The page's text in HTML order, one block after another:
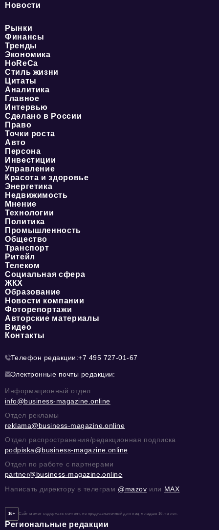
Новости
Рынки
Финансы
Тренды
Экономика
HoReCa
Стиль жизни
Цитаты
Аналитика
Главное
Интервью
Сделано в России
Право
Точки роста
Авто
Персона
Инвестиции
Управление
Красота и здоровье
Энергетика
Недвижимость
Мнение
Технологии
Политика
Промышленность
Общество
Транспорт
Ритейл
Телеком
Социальная сфера
ЖКХ
Образование
Новости компании
Фоторепортажи
Авторские материалы
Видео
Контакты
Телефон редакции:+7 495 727-01-67
Электронные почты редакции:
Информационный отдел
info@business-magazine.online
Отдел рекламы
reklama@business-magazine.online
Отдел распространения/редакционная подписка
podpiska@business-magazine.online
Отдел по работе с партнерами
partner@business-magazine.online
Написать директору в телеграм @mazov или MAX
16+ Сайт может содержать контент, не предназначенный для лиц младше 16-ти лет.
Региональные редакции